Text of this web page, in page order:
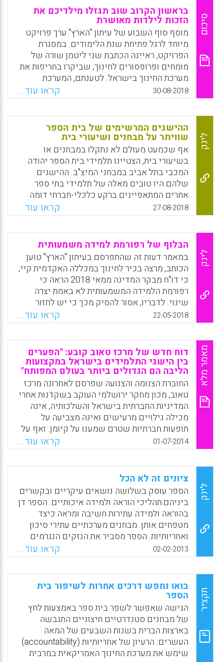
סיכום
בראשון הקרוב שוב תגזלו מילדיכם את
הזכות לילדות מאושרת
מוסף סוף השבוע של עיתון "הארץ" ערך פרויקט
מיוחד לרגל פתיחת שנת הלימודים. במסגרת
הפרויקט, ראיינה הכתבת שני ליטמן שורה של
מומחים ופרופסורים לחינוך, שביקרו בחריפות את
מערכת החינוך בישראל. לטענתם, המערכת
מגבילה וחוסמת את הילדים, מזיקה להם ופוגמת
באושרם – ובוודאי שאינה משיגה את יעדיה.
WhatsApp
Facebook
Email
X
30-08-2018 קראו עוד...
לינק
ההישגים המרשימים של בית הספר
שוויתר על מבחנים ושיעורי בית
אף שכמעט מעולם לא נתקלו במבחנים או
בשיעורי בית, הצטיינו תלמידי בית הספר יהודה
המכבי בתל אביב במבחני המיצ"ב. ההישגים
שלהם היו טובים מאלה של תלמידי בתי ספר
אחרים המתאפיינים ברקע כלכלי-חברתי דומה
ואשר בהם ניתנים שיעורי בית ומבחנים. בנוסף
לכך, תלמידי יהודה המכבי הביעו תחושות חיוביות
יותר כלפי בית הספר, מוריהם, חבריהם והלימודים.
בית הספר מדורג מעל לממוצע הארצי ומעל
לממוצע בקרב בתי ספר בעלי רקע דומה ברוב
המדדים של מוטיבציה, סקרנות, תחושת מסוגלות
ולמידה איכותית.
WhatsApp
Facebook
Email
X
27-08-2018 קראו עוד...
לינק
הבלוף של רפורמת למידה משמעותית
במאמר דעות זה שהתפרסם בעיתון "הארץ" טוען
הכותב, מרצה בכיר לחינוך במכללה האקדמית קיי,
כי דו"ח מבקר המדינה ממאי 2018 הראה כי
רפורמת הלמידה המשמעותית לא באמת יצרה
שינוי. לדבריו, אסור להסיק מכך כי יש לחזור
להוראה שמרנית שבמרכזה שינון צייתני של חומר
ופליטתו במבחנים סגורים הבודקים את יכולתו
של התלמיד לכוון לתשובה נכונה אחת: תשובתו
של המורה. במקום זאת, חיוני לשמר את המעורבות
האישית של כל התלמידים בלמידה (ולא רק
המצטיינים או הצייתנים שבהם), את העניין
והסקרנות שלהם בנלמד, את תחושת האוטונומיה
לבטא את כישוריהם ויכולותיהם ואת תחושת
המסוגלות והחשיבה היצירתית והביקורתית.
מטרתה הראויה מערכת החינוך אינה להעביר חומר
לתלמידים פסיביים ולהכינם להצטיינות במבחני
המיצ"ב או הבגרות.
WhatsApp
Facebook
Email
X
22-05-2018 קראו עוד...
מאמר מלא דוח חדש של מרכז טאוב קובע: "הפערים
בין הישגי התלמידים בישראל במקצועות
הליבה הם הגדולים ביותר בעולם המפותח"
החוברת הצנומה והצנועה שפרסם לאחרונה מרכז
טאוב, מכון מחקר ירושלמי העוקב בשקדנות אחרי
המדיניות החברתית בישראל והשלכותיה, אינה
מכילה גילויים מרעישים ואינה מצביעה על
תופעות חברתיות שטרם שמענו על קיומן. ואף על
פי כן, יש בה עניין לא מבוטל, הנובע בעיקר
מהעובדה שהיא מעמידה מראה מול פני
הישראלים המתעניינים במצבה של החברה
שבתוכה הם חיים. הדמות הנשקפת מהמראה
הזאת חייבת לעורר דאגה, גם אם היא מוכרת היטב
מזה שנים. החוברת, שכותרתה עניינית ויבשה —
"תמונת מצב המדינה: תרשימים בנושאי חברה
וכלכלה בישראל" — מביאה, כמו בכל שנה, שפע
נתונים על מצבה של החברה הישראלית בתחומים
שונים ומגוונים, שהחינוך הוא המרכזי שבהם
(אריה דיין).
WhatsApp
Facebook
Email
X
01-07-2014 קראו עוד...
לינק
ציונים זה לא הכל
הספר עוסק בשלושה נושאים עיקריים ובקשרים
ביניהם:תהליכי הוראה ולמידה איכותיים. הספר דן
בהוראה ולמידה עתירות חשיבה ומראה כיצד
מטפחים אותן. מבחנים מערכתיים עתירי סיכון
ואחריותיות. הספר מסביר את הנזקים הנגרמים
להוראה וללמידה עקב משטר הבחינות, ומציע
לשדר “אמון במקום סיכון”. רפורמות חינוכיות.
הספר טוען כי הרפורמות עוסקות בשינוי ההיבטים
המבניים־ארגוניים והכלכליים־מנהליים של
מערכות חינוך, במקום לעסוק בתהליכי ההוראה
והלמידה ולכן החינוך אינו משתנה. ( ענת זוהר) .
WhatsApp
Facebook
Email
X
02-02-2013 קראו עוד...
תקציר
בואו נחפש דרכים אחרות לשיפור בית
הספר
הגישה שאפשר לשפר בית ספר באמצעות לחץ
של מבחנים סטנדרטיים חיצוניים התגבשה
בארצות הברית בשנות השבעים של המאה
העשרים. הרעיון של אחריותיות (accountability)
שימש את מערכת החינוך האמריקאית במרבית